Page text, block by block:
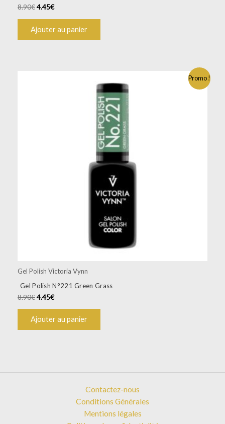
8.90€4.45€
Ajouter au panier
Promo !
Gel Polish Victoria Vynn
Gel Polish N°221 Green Grass
8.90€4.45€
Ajouter au panier
Contactez-nous
Conditions Générales
Mentions légales